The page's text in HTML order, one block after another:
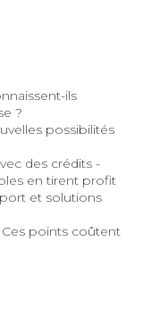
ils
?
possibilités
des crédits -
en tirent profit
et solutions
points coûtent